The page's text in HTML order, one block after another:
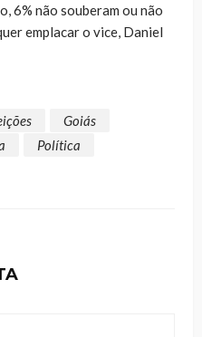
6% não souberam ou não
emplacar o vice, Daniel
Goiás
Política